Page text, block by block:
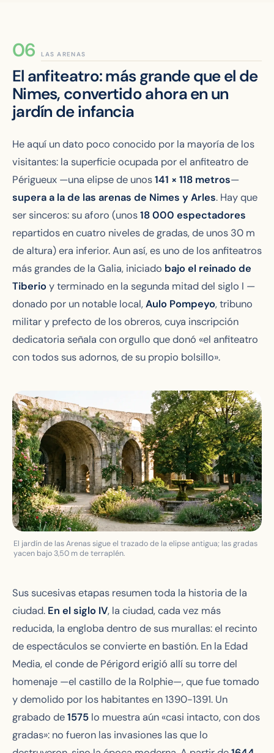
LAS ARENAS
El anfiteatro: más grande que el de
Nimes, convertido ahora en un
jardín de infancia
He aquí un dato poco conocido por la mayoría de los
visitantes: la superficie ocupada por el anfiteatro de
Périgueux —una elipse de unos141 × 118 metros—
supera a la de las arenas de Nimes y Arles. Hay que
ser sinceros: su aforo (unos18 000 espectadores
repartidos en cuatro niveles de gradas, de unos 30 m
de altura) era inferior. Aun así, es uno de los anfiteatros
más grandes de la Galia, iniciado bajo el reinado de
Tiberioy terminado en la segunda mitad del siglo I —
donado por un notable local,Aulo Pompeyo, tribuno
militar y prefecto de los obreros, cuya inscripción
dedicatoria señala con orgullo que donó «el anfiteatro
con todos sus adornos,de su propio bolsillo».
El jardín de las Arenas sigue el trazado de la elipse antigua; las gradas
yacen bajo 3,50 m de terraplén.
Sus sucesivas etapas resumen toda la historia de la
ciudad. En el siglo IV, la ciudad, cada vez más
reducida, la engloba dentro de sus murallas: el recinto
de espectáculos se convierte en bastión. En la Edad
Media, el conde de Périgord erigió allí su torre del
homenaje —el castillo de la Rolphie—, que fue tomado
y demolido por los habitantes en 1390-1391. Un
grabado de1575 lo muestra aún «casi intacto, con dos
gradas»: no fueron las invasiones las que lo